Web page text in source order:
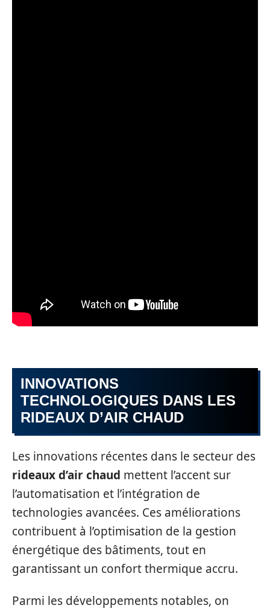
INNOVATIONS
TECHNOLOGIQUES DANS LES
RIDEAUX D’AIR CHAUD
Les innovations récentes dans le secteur des
rideaux d’air chaud mettent l’accent sur
l’automatisation et l’intégration de
technologies avancées. Ces améliorations
contribuent à l’optimisation de la gestion
énergétique des bâtiments, tout en
garantissant un confort thermique accru.
Parmi les développements notables, on